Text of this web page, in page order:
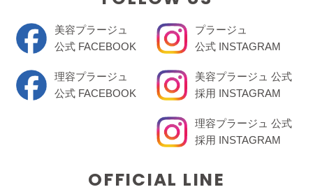
美容プラージュ
公式 FACEBOOK
理容プラージュ
公式 FACEBOOK
プラージュ
公式 INSTAGRAM
美容プラージュ 公式
採用 INSTAGRAM
理容プラージュ 公式
採用 INSTAGRAM
OFFICIAL LINE